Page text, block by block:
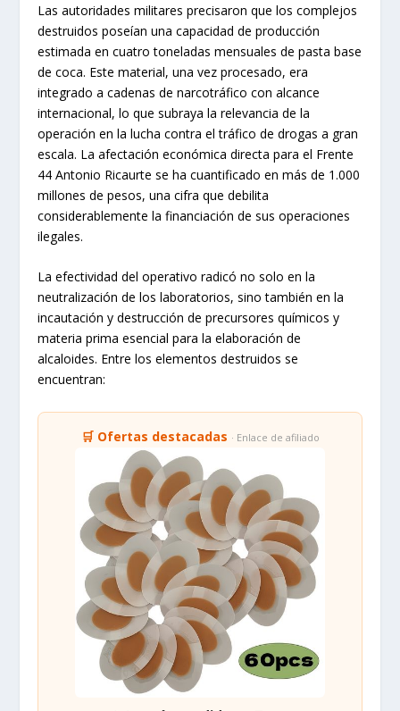
Las autoridades militares precisaron que los complejos
destruidos poseían una capacidad de producción
estimada en cuatro toneladas mensuales de pasta base
de coca. Este material, una vez procesado, era
integrado a cadenas de narcotráfico con alcance
internacional, lo que subraya la relevancia de la
operación en la lucha contra el tráfico de drogas a gran
escala. La afectación económica directa para el Frente
44 Antonio Ricaurte se ha cuantificado en más de 1.000
millones de pesos, una cifra que debilita
considerablemente la financiación de sus operaciones
ilegales.
La efectividad del operativo radicó no solo en la
neutralización de los laboratorios, sino también en la
incautación y destrucción de precursores químicos y
materia prima esencial para la elaboración de
alcaloides. Entre los elementos destruidos se
encuentran:
🛒 Ofertas destacadas · Enlace de afiliado